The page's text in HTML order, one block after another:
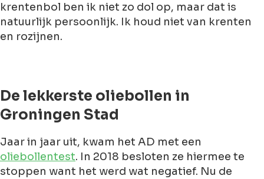
krentenbol ben ik niet zo dol op, maar dat is
natuurlijk persoonlijk. Ik houd niet van krenten
en rozijnen.
De lekkerste oliebollen in
Groningen Stad
Jaar in jaar uit, kwam het AD met een
oliebollentest. In 2018 besloten ze hiermee te
stoppen want het werd wat negatief. Nu de